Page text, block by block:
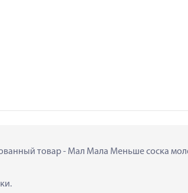
товар - Мал Мала Меньше соска